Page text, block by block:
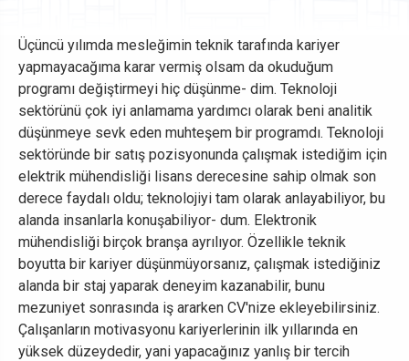
Üçüncü yılımda mesleğimin teknik tarafında kariyer
yapmayacağıma karar vermiş olsam da okuduğum
programı değiştirmeyi hiç düşünme- dim. Teknoloji
sektörünü çok iyi anlamama yardımcı olarak beni analitik
düşünmeye sevk eden muhteşem bir programdı. Teknoloji
sektöründe bir satış pozisyonunda çalışmak istediğim için
elektrik mühendisliği lisans derecesine sahip olmak son
derece faydalı oldu; teknolojiyi tam olarak anlayabiliyor, bu
alanda insanlarla konuşabiliyor- dum. Elektronik
mühendisliği birçok branşa ayrılıyor. Özellikle teknik
boyutta bir kariyer düşünmüyorsanız, çalışmak istediğiniz
alanda bir staj yaparak deneyim kazanabilir, bunu
mezuniyet sonrasında iş ararken CV'nize ekleyebilirsiniz.
Çalışanların motivasyonu kariyerlerinin ilk yıllarında en
yüksek düzeydedir, yani yapacağınız yanlış bir tercih